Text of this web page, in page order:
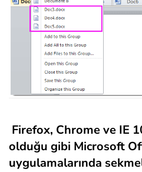
Firefox, Chrome ve IE
olduğu gibi Microsoft
uygulamalarında